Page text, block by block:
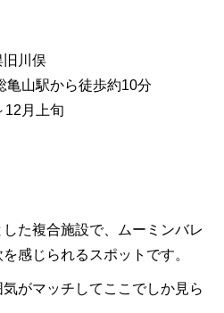
旧川俣
亀山駅から徒歩約10分
12月上旬
た複合施設で、ムーミンバレ
感じられるスポットです。
がマッチしてここでしか見ら